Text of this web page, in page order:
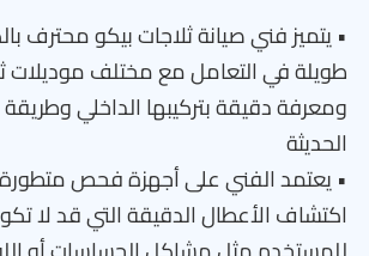
• يتميز فني صيانة ثلاجات بيكو محترف
طويلة في التعامل مع مختلف موديلات
ومعرفة دقيقة بتركيبها الداخلي
الحديثة
• يعتمد الفني على أجهزة فحص
اكتشاف الأعطال الدقيقة التي قد لا